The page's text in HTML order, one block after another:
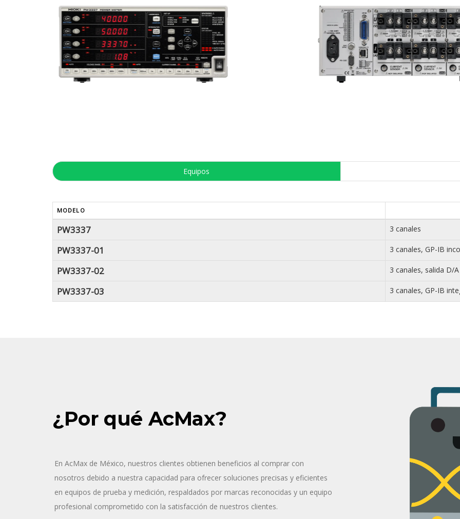
Equipos
MODELO
PW3337 3 canales
PW3337-01 3 canales, GP-IB
PW3337-02 3 canales, salida D/
PW3337-03 3 canales, GP-IB
¿Por qué AcMax?
En AcMax de México, nuestros clientes obtienen beneficios al comprar con
nosotros debido a nuestra capacidad para ofrecer soluciones precisas y eficientes
en equipos de prueba y medición, respaldados por marcas reconocidas y un equipo
profesional comprometido con la satisfacción de nuestros clientes.